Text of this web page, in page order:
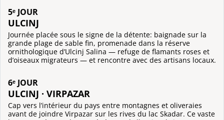
5ᵉ JOUR
ULCINJ
Journée placée sous le signe de la détente: baignade sur la
grande plage de sable fin, promenade dans la réserve
ornithologique d’Ulcinj Salina — refuge de flamants roses et
d’oiseaux migrateurs — et rencontre avec des artisans locaux.
6ᵉ JOUR
ULCINJ · VIRPAZAR
Cap vers l’intérieur du pays entre montagnes et oliveraies
avant de joindre Virpazar sur les rives du lac Skadar. Ce vaste